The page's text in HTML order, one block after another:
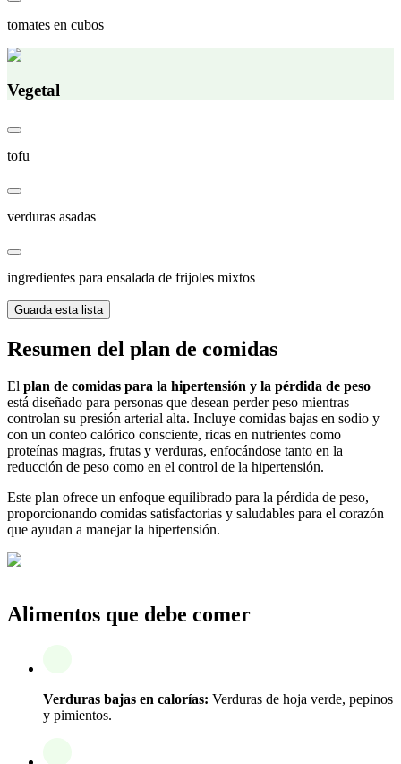
tomates en cubos
Vegetal
tofu
verduras asadas
ingredientes para ensalada de frijoles mixtos
Guarda esta lista
Resumen del plan de comidas
El plan de comidas para la hipertensión y la pérdida de peso
está diseñado para personas que desean perder peso mientras
controlan su presión arterial alta. Incluye comidas bajas en sodio y
con un conteo calórico consciente, ricas en nutrientes como
proteínas magras, frutas y verduras, enfocándose tanto en la
reducción de peso como en el control de la hipertensión.
Este plan ofrece un enfoque equilibrado para la pérdida de peso,
proporcionando comidas satisfactorias y saludables para el corazón
que ayudan a manejar la hipertensión.
Alimentos que debe comer
Verduras bajas en calorías: Verduras de hoja verde, pepinos
y pimientos.